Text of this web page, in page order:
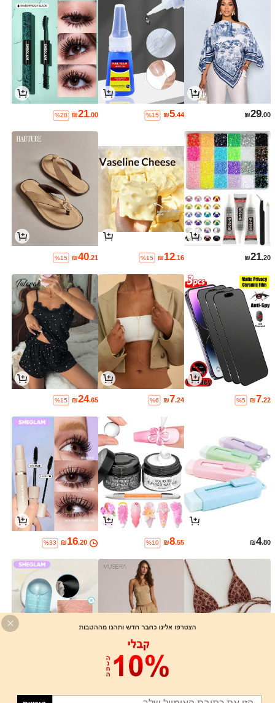
₪29.00
₪5.44
%15
₪21.00
%28
₪21.20
₪12.16
%15
₪40.21
%15
₪7.22
%5
₪7.24
%6
₪24.65
%15
₪4.80
₪8.55
%10
₪16.20
%33